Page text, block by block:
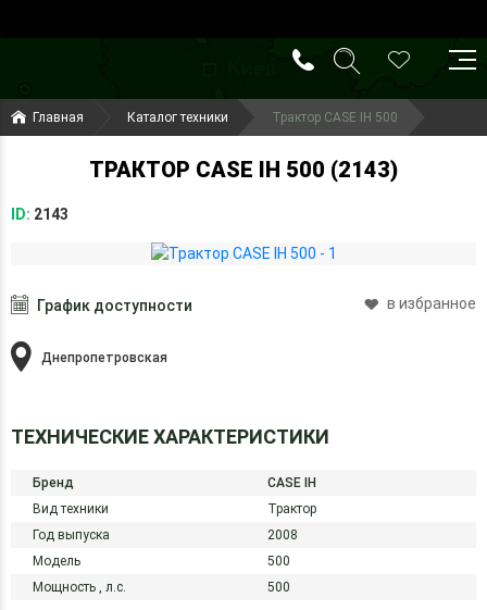
(099) 644-79-22
(050) 416-93-27
Главная Каталог техники Трактор CASE IH 500
ТРАКТОР CASE IH 500 (2143)
ID: 2143
График доступности в избранное
Днепропетровская
ТЕХНИЧЕСКИЕ ХАРАКТЕРИСТИКИ
Бренд
CASE IH
Вид техники
Трактор
Год выпуска
2008
Модель
500
Мощность , л.с. 500